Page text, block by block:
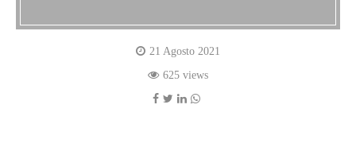
21 Agosto 2021
625 views